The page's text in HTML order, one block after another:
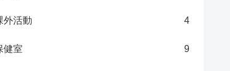
外活動 4
健室 9